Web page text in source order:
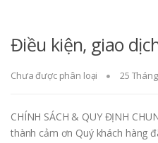
Điều kiện, giao
Chưa được phân loại 25
CHÍNH SÁCH & QUY ĐỊNH
thành cảm ơn Quý khách hàng